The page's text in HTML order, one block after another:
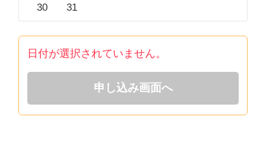
30 31
日付が選択されていません。
申し込み画面へ